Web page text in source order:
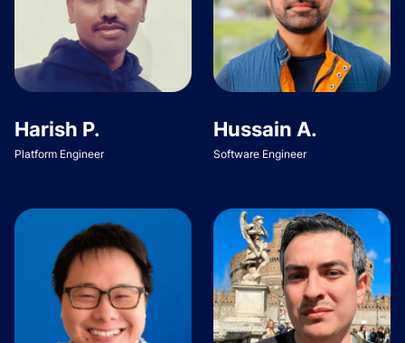
Harish P.
Platform Engineer
Hussain A.
Software Engineer